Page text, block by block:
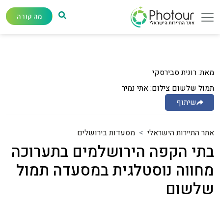
מה קורה
מאת: רונית סבירסקי
תמול שלשום צילום: אתי נמיר
שיתוף
אתר התיירות הישראלי מסעדות בירושלים
בתי הקפה הירושלמים בתערוכה
מחווה נוסטלגית במסעדה תמול
שלשום